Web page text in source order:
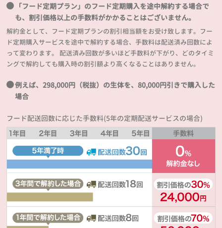
「フード定期プラン」のフード定期購入を途中解約する場合で
も、割引価格以上の手数料がかかることはございません。
解約金として、フード定期プランの割引相当額をお受け致します。フー
ド定期購入サービスを途中で解約する場合、手数料は配送済み回数によ
って変わります。 配送済み回数が多いほど手数料が下がり、どのタイミ
ングで解約しても購入時の割引額より高くなることはありません。
例えば、298,000円（税抜）の生体を、80,000円引きで購入した
場合
フード配送回数に応じた手数料(5年の定期配送サービスの場合)